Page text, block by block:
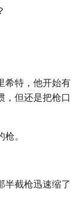
希特，他开始有
，但还是把枪口
。
半截枪迅速缩了